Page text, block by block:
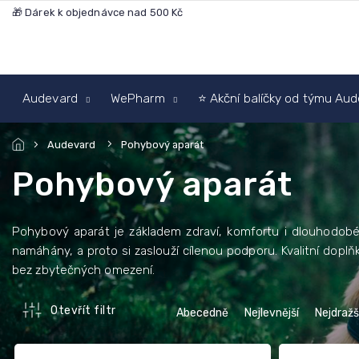
Přejít
🎁 Dárek k objednávce nad 500 Kč
Audevard WePharm ⭐ Akční balíčky od týmu
Audevard Pohybový aparát
Pohybový aparát
Pohybový aparát je základem zdraví, komfortu i
namáhány, a proto si zaslouží cílenou podporu. Kvalitní
bez zbytečných omezení.
Ř
a
z
Abecedně Nejlevnější
Otevřít filtr
V